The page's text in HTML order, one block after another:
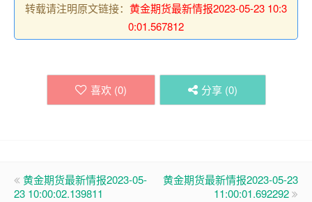
转载请注明原文链接： 黄金期货最新情报2023-05-23 10:3
0:01.567812
喜欢 (0) 分享 (0)
黄金期货最新情报2023-05-
23 10:00:02.139811
黄金期货最新情报2023-05-23
11:00:01.692292